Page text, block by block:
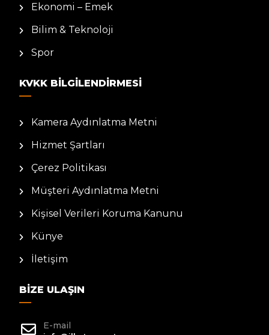
Ekonomi – Emek
Bilim & Teknoloji
Spor
KVKK BILGILENDIRMESI
Kamera Aydınlatma Metni
Hizmet Şartları
Çerez Politikası
Müşteri Aydınlatma Metni
Kişisel Verileri Koruma Kanunu
Künye
İletişim
BIZE ULAŞIN
E-mail